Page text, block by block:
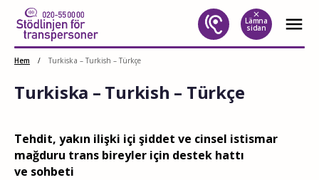
Hoppa
innehåll
close
Lämna
sidan menu
Hem / Turkiska – Turkish – Türkçe
Turkiska – Turkish – Türkçe
Tehdit, yakın ilişki içi şiddet ve cinsel istismar
mağduru trans bireyler için destek hattı
ve sohbeti